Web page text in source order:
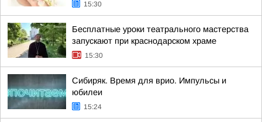
15:30
Бесплатные уроки театрального мастерства
запускают при краснодарском храме
15:30
Сибиряк. Время для врио. Импульсы и
юбилеи
15:24